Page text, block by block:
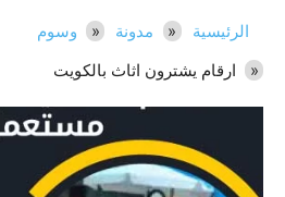
الرئيسية مدونة
وسوم
ارقام يشترون اثاث بالكويت